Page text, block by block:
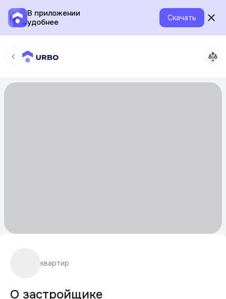
В приложении
удобнее
Скачать
квартир
О застройщике